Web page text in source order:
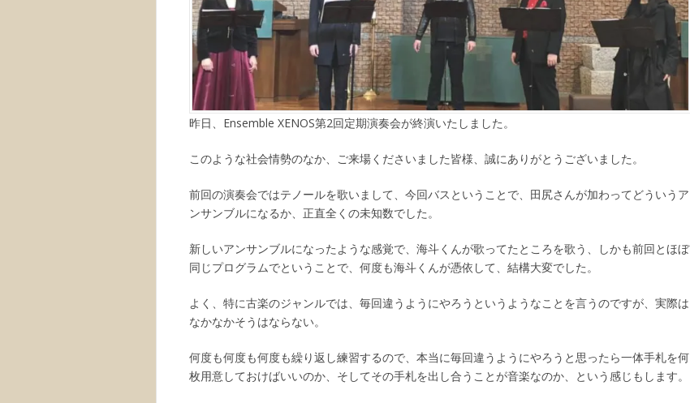
昨日、Ensemble XENOS第2回定期演奏会が終演いたしました。
このような社会情勢のなか、ご来場くださいました皆様、誠にありがとうございました。
前回の演奏会ではテノールを歌いまして、今回バスということで、田尻さんが加わってどういうア
ンサンブルになるか、正直全くの未知数でした。
新しいアンサンブルになったような感覚で、海斗くんが歌ってたところを歌う、しかも前回とほぼ
同じプログラムでということで、何度も海斗くんが憑依して、結構大変でした。
よく、特に古楽のジャンルでは、毎回違うようにやろうというようなことを言うのですが、実際は
なかなかそうはならない。
何度も何度も何度も繰り返し練習するので、本当に毎回違うようにやろうと思ったら一体手札を何
枚用意しておけばいいのか、そしてその手札を出し合うことが音楽なのか、という感じもします。